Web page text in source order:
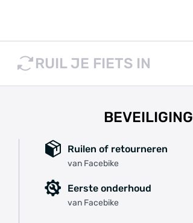
RUIL JE FIETS IN
BEVEILIGING
Ruilen of retourneren
van Facebike
Eerste onderhoud
van Facebike